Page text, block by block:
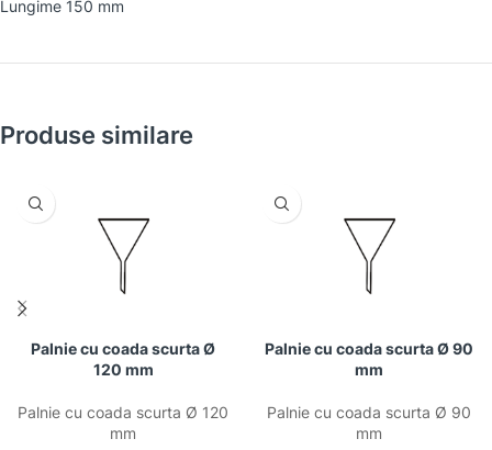
Lungime 150 mm
Produse similare
Palnie cu coada scurta Ø
120 mm
Palnie cu coada scurta Ø 120
mm
Palnie cu coada scurta Ø 90
mm
Palnie cu coada scurta Ø 90
mm